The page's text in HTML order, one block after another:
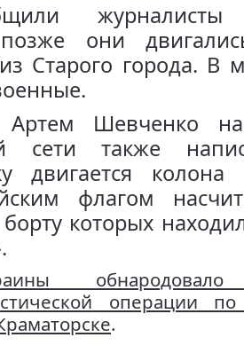
журналисты
позже они
Старого города. В
Артем Шевченко
сети также
двигается колона
флагом
которых
обнародовало
операции
.